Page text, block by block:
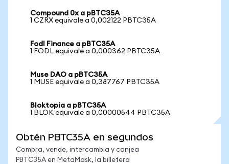
Compound 0x a pBTC35A
1 CZRX equivale a 0,002122 PBTC35A
Fodl Finance a pBTC35A
1 FODL equivale a 0,000362 PBTC35A
Muse DAO a pBTC35A
1 MUSE equivale a 0,387767 PBTC35A
Bloktopia a pBTC35A
1 BLOK equivale a 0,00000544 PBTC35A
Obtén PBTC35A en segundos
Compra, vende, intercambia y canjea
PBTC35A en MetaMask, la billetera